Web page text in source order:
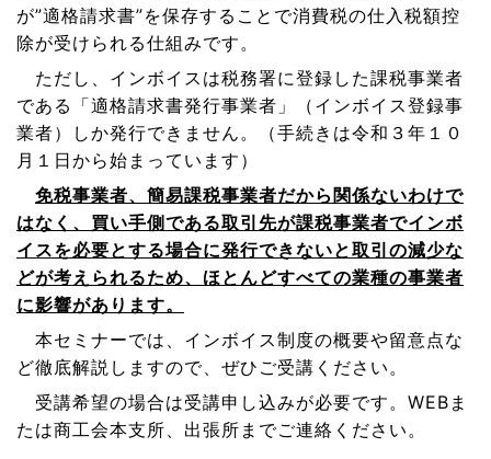
が”適格請求書”を保存することで消費税の仕入税額控
除が受けられる仕組みです。
ただし、インボイスは税務署に登録した課税事業者
である「適格請求書発行事業者」（インボイス登録事
業者）しか発行できません。（手続きは令和３年１０
月１日から始まっています）
免税事業者、簡易課税事業者だから関係ないわけで
はなく、買い手側である取引先が課税事業者でインボ
イスを必要とする場合に発行できないと取引の減少な
どが考えられるため、ほとんどすべての業種の事業者
に影響があります。
本セミナーでは、インボイス制度の概要や留意点な
ど徹底解説しますので、ぜひご受講ください。
受講希望の場合は受講申し込みが必要です。WEBま
たは商工会本支所、出張所までご連絡ください。